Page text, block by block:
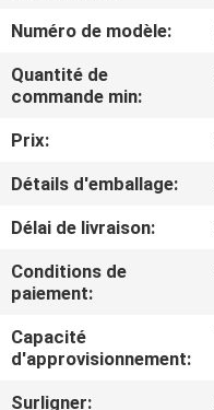
VISITE
CONTRÔLE
DE
QUALITÉ
CONTACTEZ-
NOUS
Numéro de modèle:
Quantité de
commande min:
Prix:
Détails d'emballage:
Délai de livraison:
Conditions de
paiement:
Capacité
d'approvisionnement:
Surligner: